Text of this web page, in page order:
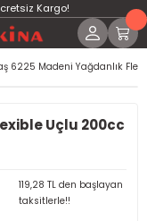
Kargo!
6225 Madeni Yağdanlık
Uçlu 200cc
119,28 TL den başlayan
taksitlerle!!